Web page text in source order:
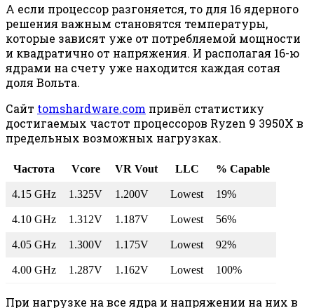
А если процессор разгоняется, то для 16 ядерного
решения важным становятся температуры,
которые зависят уже от потребляемой мощности
и квадратично от напряжения. И располагая 16-ю
ядрами на счету уже находится каждая сотая
доля Вольта.
Сайт tomshardware.com привёл статистику
достигаемых частот процессоров Ryzen 9 3950X в
предельных возможных нагрузках.
Частота Vcore VR Vout LLC % Capable
4.15 GHz 1.325V 1.200V Lowest 19%
4.10 GHz 1.312V 1.187V Lowest 56%
4.05 GHz 1.300V 1.175V Lowest 92%
4.00 GHz 1.287V 1.162V Lowest 100%
При нагрузке на все ядра и напряжении на них в